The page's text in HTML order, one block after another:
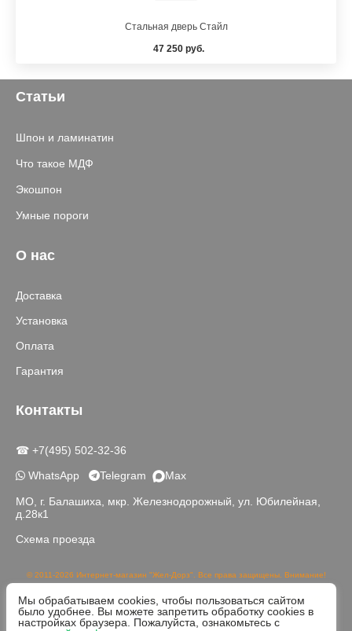
Стальная дверь Стайл
47 250 руб.
Статьи
Шпон и ламинатин
Что такое МДФ
Экошпон
Умные пороги
О нас
Доставка
Установка
Оплата
Гарантия
Контакты
☎ +7(495) 502-32-36
WhatsApp
Telegram Max
МО, г. Балашиха, мкр. Железнодорожный, ул. Юбилейная,
д.28к1
Схема проезда
© 2011-2026 Интернет-магазин "Жел-Дорз". Все права защищены. Внимание!
публичной офертой, определяемой положениями части 2 статьи 437 ГК РФ.
Реальный цвет товаров может отличаться от изображений на сайте в связи с
различной цветопередачей устройств для просмотра.
Мы обрабатываем cookies, чтобы пользоваться сайтом
было удобнее. Вы можете запретить обработку cookies в
настройках браузера. Пожалуйста, ознакомьтесь с